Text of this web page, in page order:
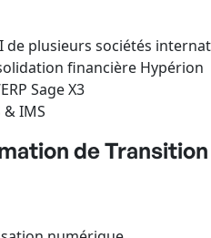
de plusieurs sociétés
financière Hypérion
Sage X3
IMS
de